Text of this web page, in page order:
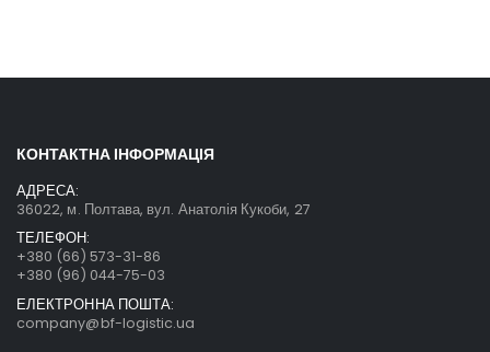
КОНТАКТНА ІНФОРМАЦІЯ
АДРЕСА:
36022, м. Полтава, вул. Анатолія Кукоби, 27
ТЕЛЕФОН:
+380 (66) 573-31-86
+380 (96) 044-75-03
ЕЛЕКТРОННА ПОШТА:
company@bf-logistic.ua